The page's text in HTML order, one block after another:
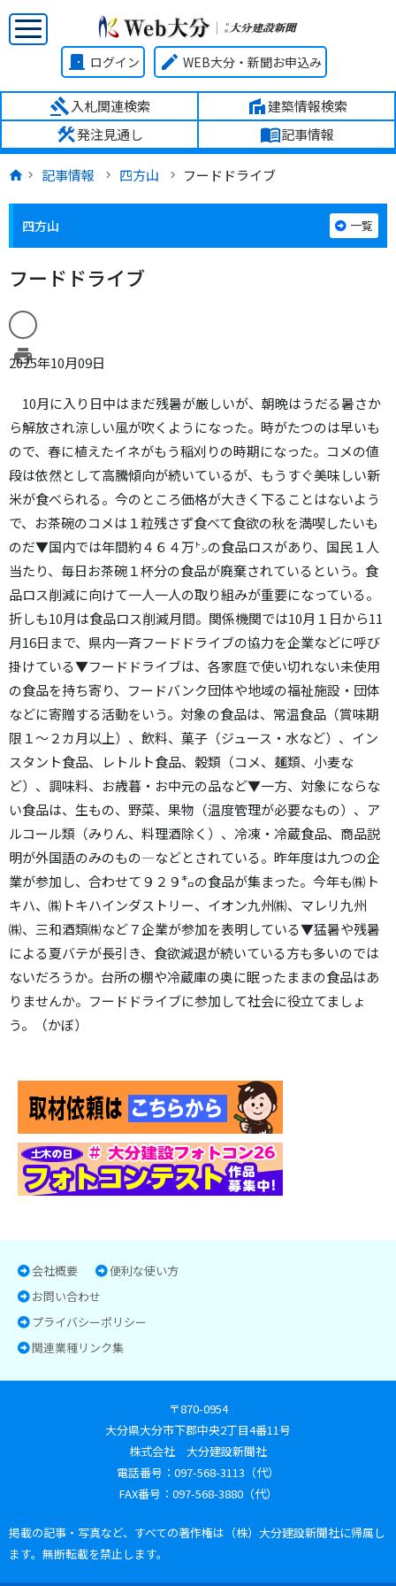
door_front ログイン edit WEB大分・新聞お申込み
gavel入札関連検索 villa建築情報検索
construction発注見通し menu_book記事情報
記事情報 四方山 フードドライブ
四方山 一覧
フードドライブ
print
2025年10月09日
10月に入り日中はまだ残暑が厳しいが、朝晩はうだる暑さか
ら解放され涼しい風が吹くようになった。時がたつのは早いも
ので、春に植えたイネがもう稲刈りの時期になった。コメの値
段は依然として高騰傾向が続いているが、もうすぐ美味しい新
米が食べられる。今のところ価格が大きく下ることはないよう
で、お茶碗のコメは１粒残さず食べて食欲の秋を満喫したいも
のだ▼国内では年間約４６４万㌧の食品ロスがあり、国民１人
当たり、毎日お茶碗１杯分の食品が廃棄されているという。食
品ロス削減に向けて一人一人の取り組みが重要になっている。
折しも10月は食品ロス削減月間。関係機関では10月１日から11
月16日まで、県内一斉フードドライブの協力を企業などに呼び
掛けている▼フードドライブは、各家庭で使い切れない未使用
の食品を持ち寄り、フードバンク団体や地域の福祉施設・団体
などに寄贈する活動をいう。対象の食品は、常温食品（賞味期
限１～２カ月以上）、飲料、菓子（ジュース・水など）、イン
スタント食品、レトルト食品、穀類（コメ、麺類、小麦な
ど）、調味料、お歳暮・お中元の品など▼一方、対象にならな
い食品は、生もの、野菜、果物（温度管理が必要なもの）、ア
ルコール類（みりん、料理酒除く）、冷凍・冷蔵食品、商品説
明が外国語のみのもの―などとされている。昨年度は九つの企
業が参加し、合わせて９２９㌔の食品が集まった。今年も㈱ト
キハ、㈱トキハインダストリー、イオン九州㈱、マレリ九州
㈱、三和酒類㈱など７企業が参加を表明している▼猛暑や残暑
による夏バテが長引き、食欲減退が続いている方も多いのでは
ないだろうか。台所の棚や冷蔵庫の奥に眠ったままの食品はあ
りませんか。フードドライブに参加して社会に役立てましょ
う。（かぼ）
会社概要
便利な使い方
お問い合わせ
プライバシーポリシー
関連業種リンク集
〒870-0954
大分県大分市下郡中央2丁目4番11号
株式会社 大分建設新聞社
電話番号：097-568-3113（代）
FAX番号：097-568-3880（代）
掲載の記事・写真など、すべての著作権は（株）大分建設新聞社に帰属し
ます。無断転載を禁止します。